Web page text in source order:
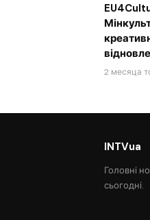
2 месяца
INTVua
Головні
сьогодні.